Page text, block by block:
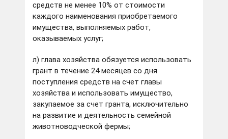
средств не менее 10% от стоимости
каждого наименования приобретаемого
имущества, выполняемых работ,
оказываемых услуг;
л) глава хозяйства обязуется использовать
грант в течение 24 месяцев со дня
поступления средств на счет главы
хозяйства и использовать имущество,
закупаемое за счет гранта, исключительно
на развитие и деятельность семейной
животноводческой фермы;